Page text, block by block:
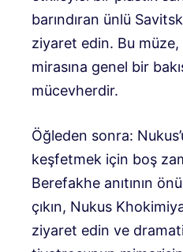
barındıran ünlü
ziyaret edin. Bu
mirasına genel bir
mücevherdir.
Öğleden sonra:
keşfetmek için boş
Berefakhe anıtının
çıkın, Nukus
ziyaret edin ve